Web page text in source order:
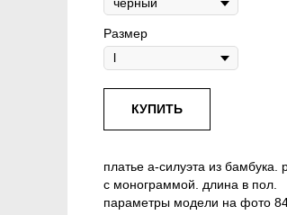
Размер
КУПИТЬ
платье а-силуэта из
с монограммой. длина в пол.
параметры модели на фото